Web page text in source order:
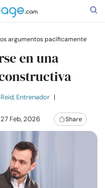
argumentos pacíficamente
en una
Entrenador |
Feb, 2026 Share